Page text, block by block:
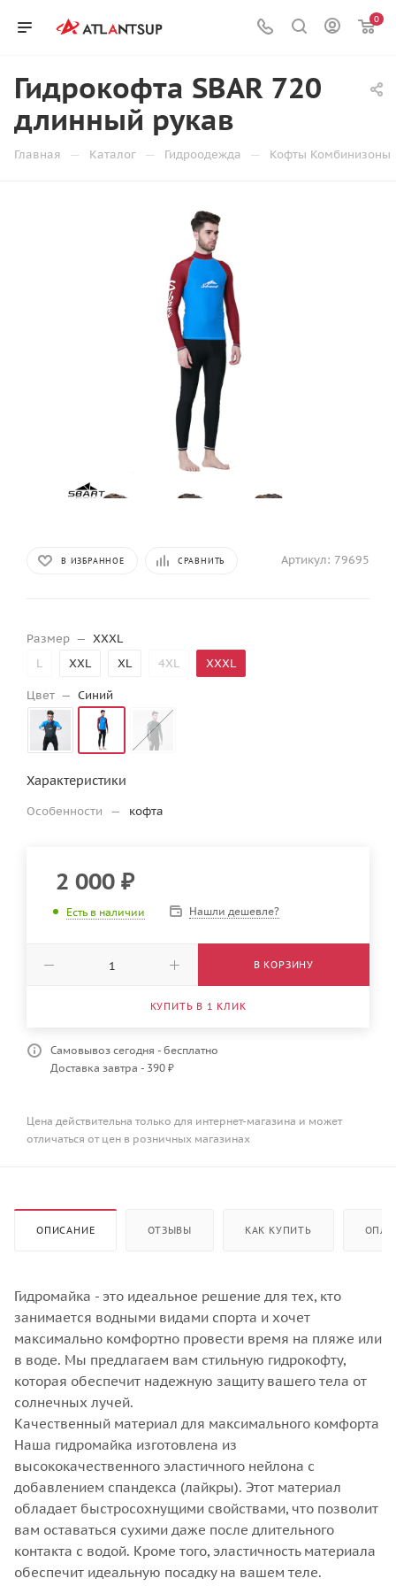
0
Гидрокофта SBAR 720
длинный рукав
Главная — Каталог — Гидроодежда — Кофты Комбинизоны
В ИЗБРАННОЕ СРАВНИТЬ Артикул: 79695
Размер — XXXL
L
XXL XL 4XL XXXL
Цвет — Синий
Характеристики
Особенности — кофта
2 000 ₽
Есть в наличии Нашли дешевле?
В КОРЗИНУ
КУПИТЬ В 1 КЛИК
Самовывоз сегодня - бесплатно
Доставка завтра - 390 ₽
Цена действительна только для интернет-магазина и может
отличаться от цен в розничных магазинах
ОПИСАНИЕ ОТЗЫВЫ КАК КУПИТЬ
Гидромайка - это идеальное решение для тех, кто
занимается водными видами спорта и хочет
максимально комфортно провести время на пляже или
в воде. Мы предлагаем вам стильную гидрокофту,
которая обеспечит надежную защиту вашего тела от
солнечных лучей.
Качественный материал для максимального комфорта
Наша гидромайка изготовлена из
высококачественного эластичного нейлона с
добавлением спандекса (лайкры). Этот материал
обладает быстросохнущими свойствами, что позволит
вам оставаться сухими даже после длительного
контакта с водой. Кроме того, эластичность материала
обеспечит идеальную посадку на вашем теле.